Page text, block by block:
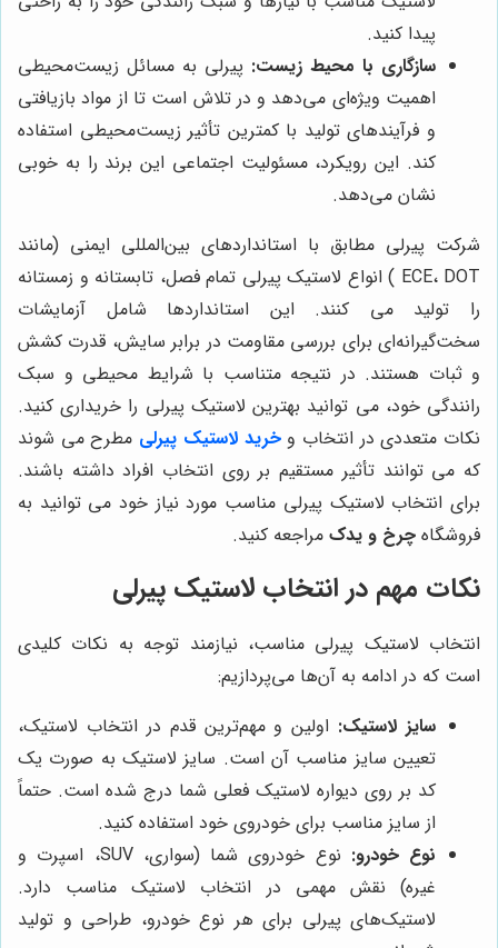
پیدا کنید.
سازگاری با محیط زیست: پیرلی به مسائل زیست‌محیطی
اهمیت ویژه‌ای می‌دهد و در تلاش است تا از مواد بازیافتی
و فرآیندهای تولید با کمترین تأثیر زیست‌محیطی استفاده
کند. این رویکرد، مسئولیت اجتماعی این برند را به خوبی
نشان می‌دهد.
شرکت پیرلی مطابق با استانداردهای بین‌المللی ایمنی (مانند
ECE، DOT ) انواع لاستیک پیرلی تمام فصل، تابستانه و زمستانه
را تولید می کنند. این استانداردها شامل آزمایشات
سخت‌گیرانه‌ای برای بررسی مقاومت در برابر سایش، قدرت کشش
و ثبات هستند. در نتیجه متناسب با شرایط محیطی و سبک
رانندگی خود، می توانید بهترین لاستیک پیرلی را خریداری کنید.
نکات متعددی در انتخاب وخرید لاستیک پیرلی مطرح می شوند
که می توانند تأثیر مستقیم بر روی انتخاب افراد داشته باشند.
برای انتخاب لاستیک پیرلی مناسب مورد نیاز خود می توانید به
فروشگاه چرخ و یدک مراجعه کنید.
نکات مهم در انتخاب لاستیک پیرلی
انتخاب لاستیک پیرلی مناسب، نیازمند توجه به نکات کلیدی
است که در ادامه به آن‌ها می‌پردازیم:
سایز لاستیک: اولین و مهم‌ترین قدم در انتخاب لاستیک،
تعیین سایز مناسب آن است. سایز لاستیک به صورت یک
کد بر روی دیواره لاستیک فعلی شما درج شده است. حتماً
از سایز مناسب برای خودروی خود استفاده کنید.
نوع خودرو:
نوع خودروی شما (سواری، SUV، اسپرت و
غیره) نقش مهمی در انتخاب لاستیک مناسب دارد.
لاستیک‌های پیرلی برای هر نوع خودرو، طراحی و تولید